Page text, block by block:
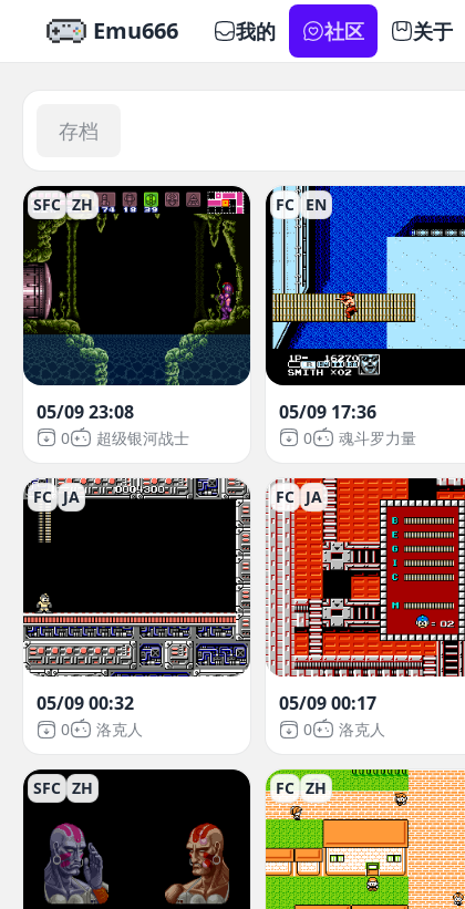
Emu666 我的 社区 关于
存档
SFC ZH
05/09 23:08
0 超级银河战士
FC EN
05/09 17:36
0 魂斗罗力量
FC JA
05/09 00:32
0 洛克人
FC JA
05/09 00:17
0 洛克人
SFC ZH FC ZH